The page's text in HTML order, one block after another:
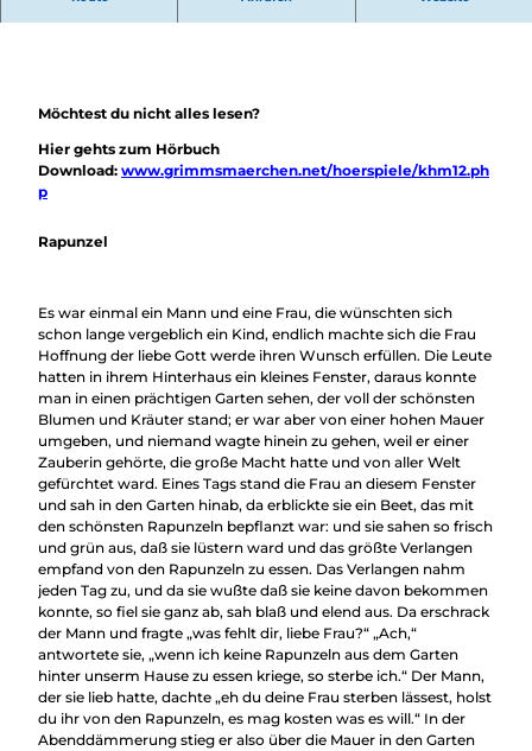
Überblick
Camping &
Hier findest du das gesamte Märchen "Rapunzel"
Möchtest du nicht alles lesen?
Hier gehts zum Hörbuch
Download: www.grimmsmaerchen.net/hoerspiele/khm12.ph
p
Rapunzel
Es war einmal ein Mann und eine Frau, die wünschten sich
schon lange vergeblich ein Kind, endlich machte sich die Frau
Hoffnung der liebe Gott werde ihren Wunsch erfüllen. Die Leute
hatten in ihrem Hinterhaus ein kleines Fenster, daraus konnte
man in einen prächtigen Garten sehen, der voll der schönsten
Blumen und Kräuter stand; er war aber von einer hohen Mauer
umgeben, und niemand wagte hinein zu gehen, weil er einer
Zauberin gehörte, die große Macht hatte und von aller Welt
gefürchtet ward. Eines Tags stand die Frau an diesem Fenster
und sah in den Garten hinab, da erblickte sie ein Beet, das mit
den schönsten Rapunzeln bepflanzt war: und sie sahen so frisch
und grün aus, daß sie lüstern ward und das größte Verlangen
empfand von den Rapunzeln zu essen. Das Verlangen nahm
jeden Tag zu, und da sie wußte daß sie keine davon bekommen
konnte, so fiel sie ganz ab, sah blaß und elend aus. Da erschrack
der Mann und fragte „was fehlt dir, liebe Frau?“ „Ach,“
antwortete sie, „wenn ich keine Rapunzeln aus dem Garten
hinter unserm Hause zu essen kriege, so sterbe ich.“ Der Mann,
der sie lieb hatte, dachte „eh du deine Frau sterben lässest, holst
du ihr von den Rapunzeln, es mag kosten was es will.“ In der
Abenddämmerung stieg er also über die Mauer in den Garten